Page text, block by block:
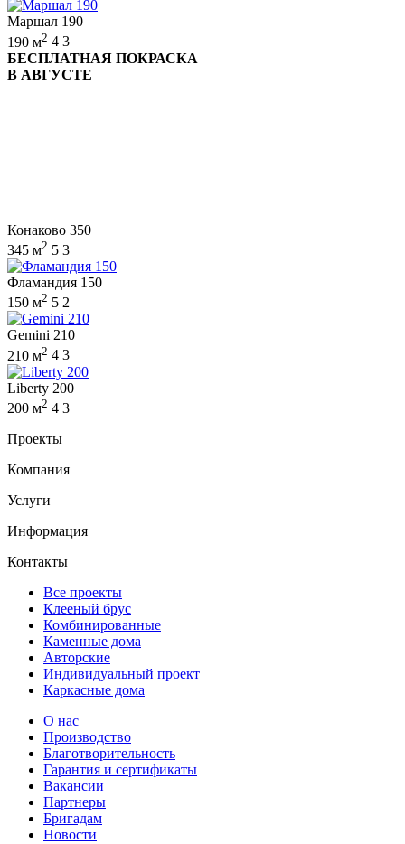
Маршал 190
190 м2 4 3
БЕСПЛАТНАЯ ПОКРАСКА
В АВГУСТЕ
Конаково 350
345 м2 5 3
Фламандия 150
150 м2 5 2
Gemini 210
210 м2 4 3
Liberty 200
200 м2 4 3
Проекты
Компания
Услуги
Информация
Контакты
Все проекты
Клееный брус
Комбинированные
Каменные дома
Авторские
Индивидуальный проект
Каркасные дома
О нас
Производство
Благотворительность
Гарантия и сертификаты
Вакансии
Партнеры
Бригадам
Новости